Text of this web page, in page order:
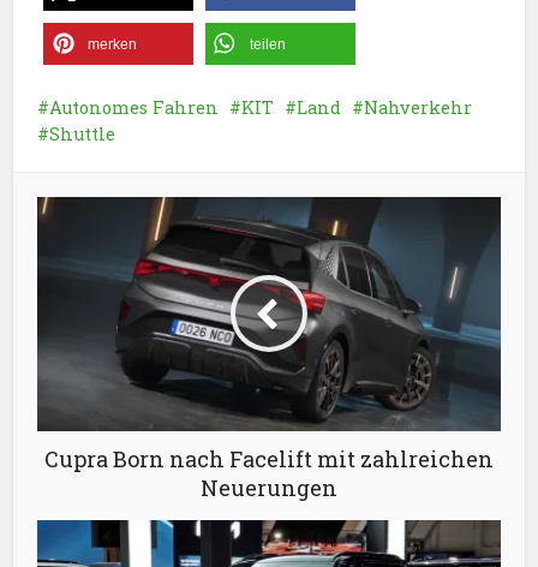
merken teilen
Autonomes Fahren KIT Land
Nahverkehr
Shuttle
Cupra Born nach Facelift mit zahlreichen
Neuerungen